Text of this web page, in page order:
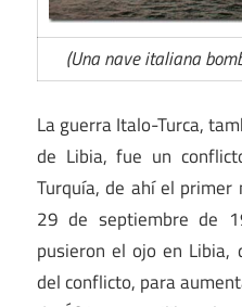
(Una nave italiana
La guerra Italo-Turca,
de Libia, fue un
Turquía, de ahí el primer
29 de septiembre de
pusieron el ojo en Libia,
del conflicto, para